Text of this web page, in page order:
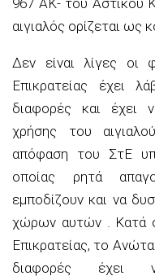
967 ΑΚ- του Αστικού
αιγιαλός ορίζεται ως
Δεν είναι λίγες οι
Επικρατείας έχει
διαφορές και έχει
χρήσης του
απόφαση του ΣτΕ
οποίας ρητά
εμποδίζουν και να
χώρων αυτών . Κατά
Επικρατείας, το
διαφορές έχει